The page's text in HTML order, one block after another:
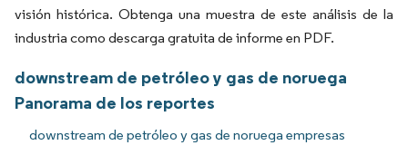
visión histórica. Obtenga una muestra de este análisis de la
industria como descarga gratuita de informe en PDF.
downstream de petróleo y gas de noruega
Panorama de los reportes
downstream de petróleo y gas de noruega empresas